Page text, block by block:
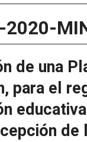
2020-
de una
para el